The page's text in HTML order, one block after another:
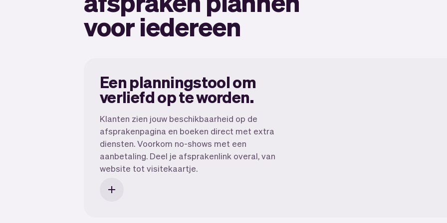
voor iedereen
Een planningstool om
verliefd op te worden.
Klanten zien jouw beschikbaarheid op de
afsprakenpagina en boeken direct met extra
diensten. Voorkom no-shows met een
aanbetaling. Deel je afsprakenlink overal, van
website tot visitekaartje.
Wij willen dat jij je kunt focussen op je
Vev zorgt voor alle randzaken. Van je
communicatie, herinneringen, betalingen
nog veel meer. En wekelijks maken we
functies beschikbaar waardoor het